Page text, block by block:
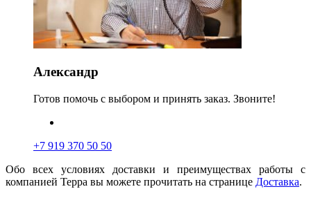
Александр
Готов помочь с выбором и принять заказ. Звоните!
+7 919 370 50 50
Обо всех условиях доставки и преимуществах работы с
компанией Терра вы можете прочитать на странице Доставка.